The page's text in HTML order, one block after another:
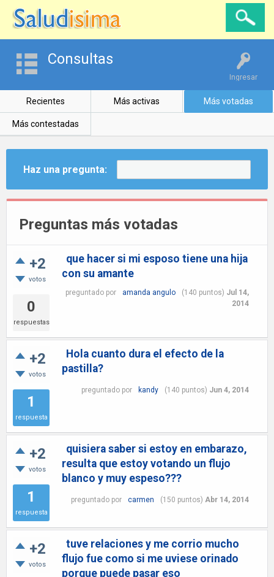
Ingresar
Consultas
Recientes Más activas Más votadas
Más contestadas
Haz una pregunta:
Preguntas más votadas
+2
votos
0
respuestas
que hacer si mi esposo tiene una hija
con su amante
preguntado por amanda angulo (140 puntos) Jul 14,
2014
+2
votos
1
respuesta
Hola cuanto dura el efecto de la
pastilla?
preguntado por kandy (140 puntos) Jun 4, 2014
+2
votos
1
respuesta
quisiera saber si estoy en embarazo,
resulta que estoy votando un flujo
blanco y muy espeso???
preguntado por carmen (150 puntos) Abr 14, 2014
+2
votos
tuve relaciones y me corrio mucho
flujo fue como si me uviese orinado
porque puede pasar eso